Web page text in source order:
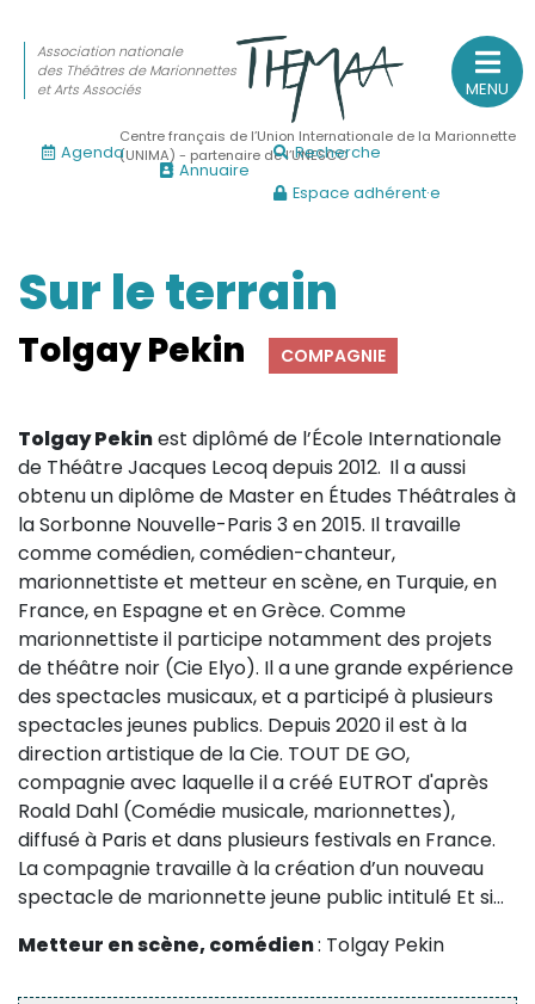
Sur le feu
(Actualités, annonces, vie professionnelle)
(Agenda, spectacles, événements des adhérents)
Sur le fond
(Fonctionnement, gouvernance, groupes de travail,
Sur le terrain
(Portraits, actions, collaborations)
Sur l’étagère
(Documents, études, publications)
MENU
Association nationale
des Théâtres de Marionnettes
et Arts Associés
Centre français de l’Union Internationale de la Marionnette
(UNIMA) - partenaire de l’UNESCO
Agenda
Annuaire
Recherche
Espace adhérent·e
Sur le terrain
Tolgay Pekin COMPAGNIE
Tolgay Pekinest diplômé de l’École Internationale
de Théâtre Jacques Lecoq depuis 2012. Il a aussi
obtenu un diplôme de Master en Études Théâtrales à
la Sorbonne Nouvelle-Paris 3 en 2015. Il travaille
comme comédien, comédien-chanteur,
marionnettiste et metteur en scène, en Turquie, en
France, en Espagne et en Grèce. Comme
marionnettiste il participe notamment des projets
de théâtre noir (Cie Elyo). Il a une grande expérience
des spectacles musicaux, et a participé à plusieurs
spectacles jeunes publics. Depuis 2020 il est à la
direction artistique de la Cie. TOUT DE GO,
compagnie avec laquelle il a créé EUTROT d'après
Roald Dahl (Comédie musicale, marionnettes),
diffusé à Paris et dans plusieurs festivals en France.
La compagnie travaille à la création d’un nouveau
spectacle de marionnette jeune public intitulé Et si…
Metteur en scène, comédien: Tolgay Pekin